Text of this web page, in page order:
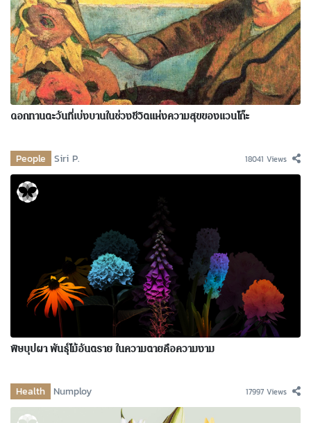
ดอกทานตะวันที่เบ่งบานในช่วงชีวิตแห่งความสุขของแวนโก๊ะ
People Siri P. 18041 Views
พิษบุปผา พันธุ์ไม้อันตราย ในความตายคือความงาม
Health Numploy 17997 Views